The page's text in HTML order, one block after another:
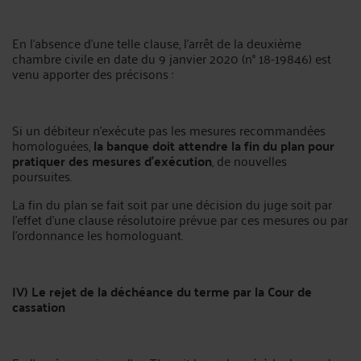
En l’absence d’une telle clause, l’arrêt de la deuxième
chambre civile en date du 9 janvier 2020 (n° 18-19846) est
venu apporter des précisons :
Si un débiteur n’exécute pas les mesures recommandées
homologuées,la banque doit attendre la fin du plan pour
pratiquer des mesures d’exécution, de nouvelles
poursuites.
La fin du plan se fait soit par une décision du juge soit par
l’effet d’une clause résolutoire prévue par ces mesures ou par
l’ordonnance les homologuant.
IV) Le rejet de la déchéance du terme par la Cour de
cassation